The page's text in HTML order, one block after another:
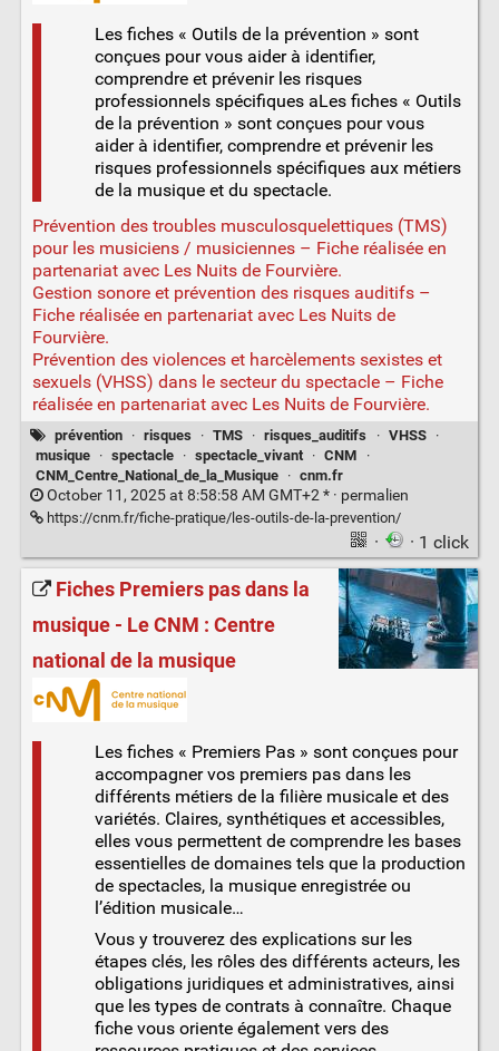
Les fiches « Outils de la prévention » sont
conçues pour vous aider à identifier,
comprendre et prévenir les risques
professionnels spécifiques aLes fiches « Outils
de la prévention » sont conçues pour vous
aider à identifier, comprendre et prévenir les
risques professionnels spécifiques aux métiers
de la musique et du spectacle.
Prévention des troubles musculosquelettiques (TMS)
pour les musiciens / musiciennes – Fiche réalisée en
partenariat avec Les Nuits de Fourvière.
Gestion sonore et prévention des risques auditifs –
Fiche réalisée en partenariat avec Les Nuits de
Fourvière.
Prévention des violences et harcèlements sexistes et
sexuels (VHSS) dans le secteur du spectacle – Fiche
réalisée en partenariat avec Les Nuits de Fourvière.
prévention · risques · TMS · risques_auditifs · VHSS
·
musique
· spectacle · spectacle_vivant · CNM
·
CNM_Centre_National_de_la_Musique
· cnm.fr
October 11, 2025 at 8:58:58 AM GMT+2 * · permalien
https://cnm.fr/fiche-pratique/les-outils-de-la-prevention/
· · 1 click
Fiches Premiers pas dans la
musique - Le CNM : Centre
national de la musique
Les fiches « Premiers Pas » sont conçues pour
accompagner vos premiers pas dans les
différents métiers de la filière musicale et des
variétés. Claires, synthétiques et accessibles,
elles vous permettent de comprendre les bases
essentielles de domaines tels que la production
de spectacles, la musique enregistrée ou
l’édition musicale…
Vous y trouverez des explications sur les
étapes clés, les rôles des différents acteurs, les
obligations juridiques et administratives, ainsi
que les types de contrats à connaître. Chaque
fiche vous oriente également vers des